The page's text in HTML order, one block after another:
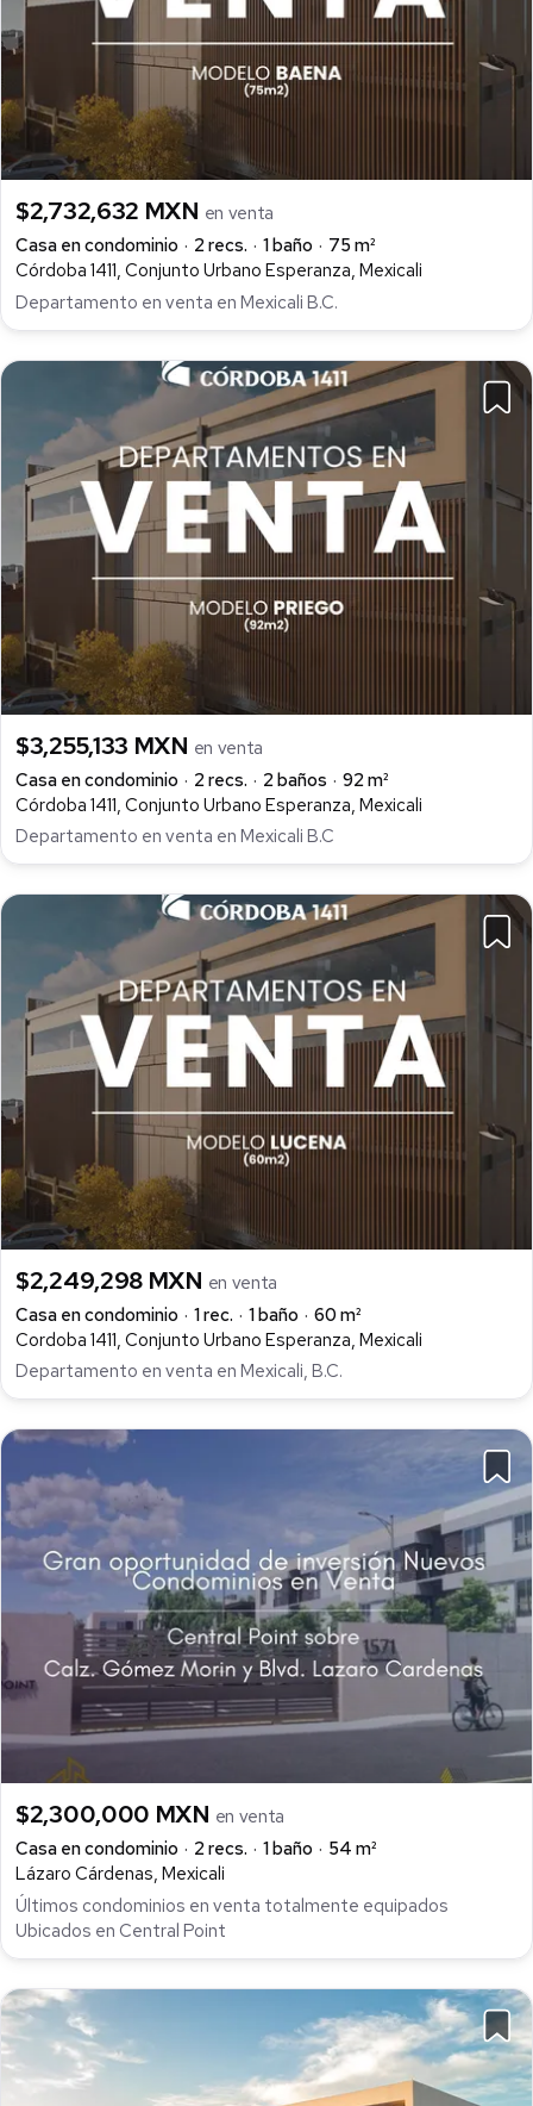
$2,732,632 MXN en venta
Casa en condominio
2 recs. 1 baño
75 m²
Córdoba 1411, Conjunto Urbano Esperanza, Mexicali
Departamento en venta en Mexicali B.C.
$3,255,133 MXN en venta
Casa en condominio
2 recs. 2 baños
92 m²
Córdoba 1411, Conjunto Urbano Esperanza, Mexicali
Departamento en venta en Mexicali B.C
$2,249,298 MXN en venta
Casa en condominio
1 rec. 1 baño
60 m²
Cordoba 1411, Conjunto Urbano Esperanza, Mexicali
Departamento en venta en Mexicali, B.C.
$2,300,000 MXN en venta
Casa en condominio
2 recs. 1 baño
54 m²
Lázaro Cárdenas, Mexicali
Últimos condominios en venta totalmente equipados
Ubicados en Central Point